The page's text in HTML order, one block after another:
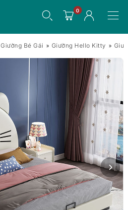
0
Giường Bé Gái Giường Hello Kitty